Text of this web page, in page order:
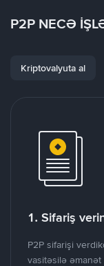
P2P NECƏ
Kriptovalyuta al
1. Sifariş
P2P sifarişi
vasitəsilə əmanət